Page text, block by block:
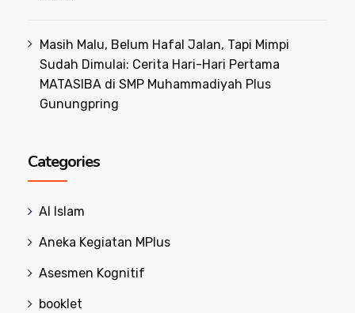
Masih Malu, Belum Hafal Jalan, Tapi Mimpi
Sudah Dimulai: Cerita Hari-Hari Pertama
MATASIBA di SMP Muhammadiyah Plus
Gunungpring
Categories
Al Islam
Aneka Kegiatan MPlus
Asesmen Kognitif
booklet